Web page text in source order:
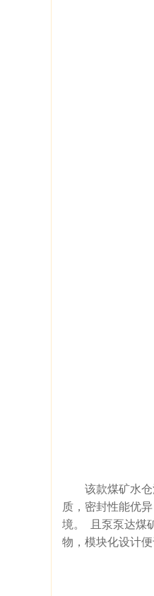
该款煤矿水仓清
质，密封性能优
境。 且泵泵达煤
物，模块化设计